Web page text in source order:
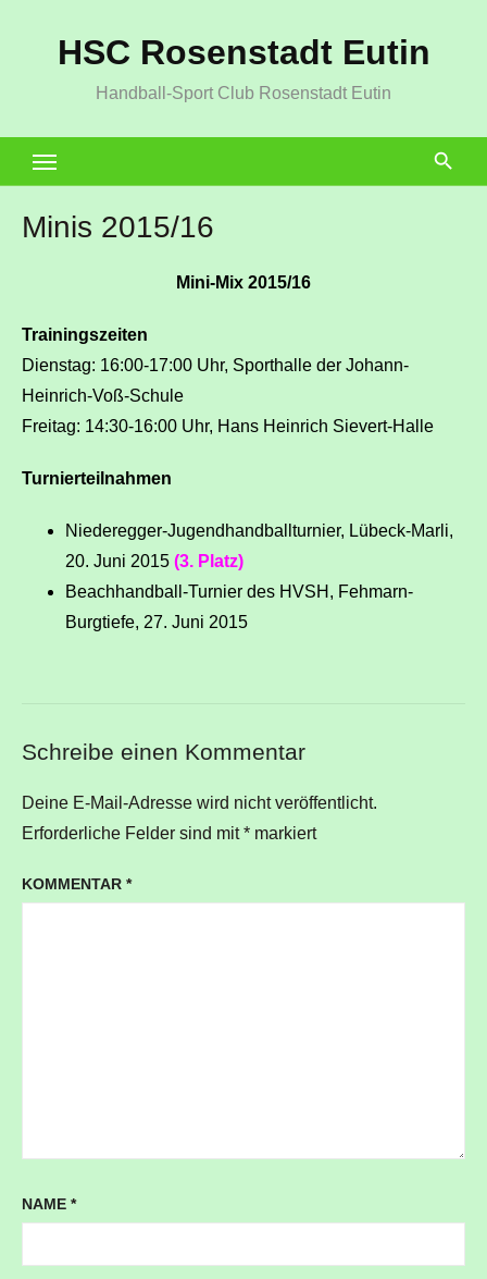
HSC Rosenstadt Eutin
Handball-Sport Club Rosenstadt Eutin
Minis 2015/16
Mini-Mix 2015/16
Trainingszeiten
Dienstag: 16:00-17:00 Uhr, Sporthalle der Johann-
Heinrich-Voß-Schule
Freitag: 14:30-16:00 Uhr, Hans Heinrich Sievert-Halle
Turnierteilnahmen
Niederegger-Jugendhandballturnier, Lübeck-Marli,
20. Juni 2015 (3. Platz)
Beachhandball-Turnier des HVSH, Fehmarn-
Burgtiefe, 27. Juni 2015
Schreibe einen Kommentar
Deine E-Mail-Adresse wird nicht veröffentlicht.
Erforderliche Felder sind mit* markiert
KOMMENTAR *
NAME *